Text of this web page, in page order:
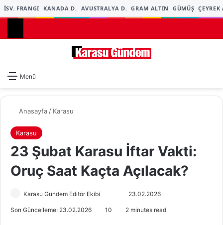
İSV. FRANGI KANADA D. AVUSTRALYA D. GRAM ALTIN GÜMÜŞ ÇEYREK
Menü
Anasayfa / Karasu
Karasu
23 Şubat Karasu İftar Vakti:
Oruç Saat Kaçta Açılacak?
Karasu Gündem Editör Ekibi 23.02.2026
Son Güncelleme: 23.02.2026 10 2 minutes read